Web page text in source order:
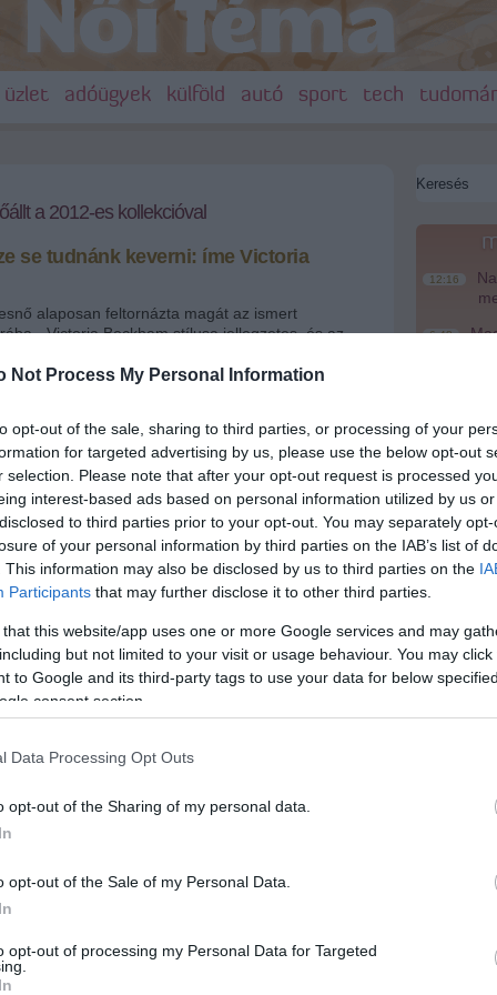
Not Process My Personal Information
opt-out of the sale, sharing to third parties, or processing of your
for targeted advertising by us, please use the below opt-out
selection. Please note that after your opt-out request is processed
interest-based ads based on personal information utilized by us
to third parties prior to your opt-out. You may separately
of your personal information by third parties on the IAB’s list of
This information may also be disclosed by us to third parties on the
Participants that may further disclose it to other third parties.
that this website/app uses one or more Google services and may
but not limited to your visit or usage behaviour. You may
to Google and its third-party tags to use your data for below
consent section.
Data Processing Opt Outs
opt-out of the Sharing of my personal data.
opt-out of the Sale of my Personal Data.
opt-out of processing my Personal Data for Targeted
üzlet adóügyek külföld autó sport tech
a 2012-es kollekcióval
se tudnánk keverni: íme Victoria
alaposan feltornázta magát az ismert
- Victoria Beckham stílusa jellegzetes, és az
napszemüvegei!
+-
nemcsak nyáron menők - bár télidőben kicsit
a fényérzékenyek akkor is felveszik őket, mert úgy
Képekért KATT a fotóra! - Fotó:
becomegorgeous.com
nap még csak
a felhők közül,
és szükségünk lesz legalább egy jó
Girls énekesnőjét az utóbbi években
a divatvilágban.
neje sajátos, elegáns, időtlen stílusához rendkívül
a modelljeit, mert ránézésre is "victoriásak".
12:16
6:48
18:37
16:12
A
Nem is
AZ